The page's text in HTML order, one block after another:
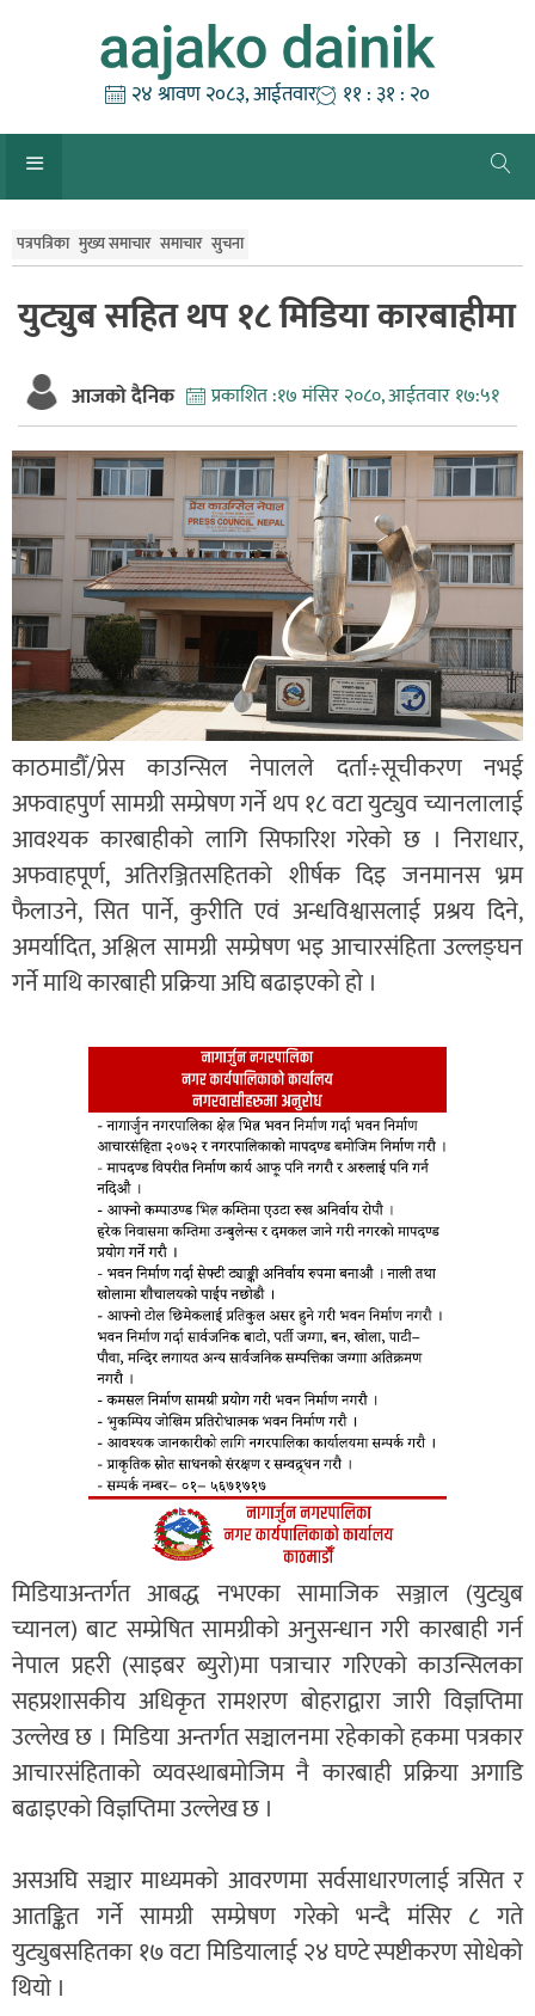
२४ श्रावण २०८३, आईतवार ११ : ३१ : २०
पत्रपत्रिका मुख्य समाचार समाचार सुचना
युट्युब सहित थप १८ मिडिया कारबाहीमा
आजको दैनिक प्रकाशित :१७ मंसिर २०८०, आईतवार १७:५१
काठमाडौँ/प्रेस काउन्सिल नेपालले दर्ता÷सूचीकरण नभई
अफवाहपुर्ण सामग्री सम्प्रेषण गर्ने थप १८ वटा युट्युव च्यानलालाई
आवश्यक कारबाहीको लागि सिफारिश गरेको छ । निराधार,
अफवाहपूर्ण, अतिरञ्जितसहितको शीर्षक दिइ जनमानस भ्रम
फैलाउने, सित पार्ने, कुरीति एवं अन्धविश्वासलाई प्रश्रय दिने,
अमर्यादित, अश्लिल सामग्री सम्प्रेषण भइ आचारसंहिता उल्लङ्घन
गर्ने माथि कारबाही प्रक्रिया अघि बढाइएको हो ।
मिडियाअन्तर्गत आबद्ध नभएका सामाजिक सञ्जाल (युट्युब
च्यानल) बाट सम्प्रेषित सामग्रीको अनुसन्धान गरी कारबाही गर्न
नेपाल प्रहरी (साइबर ब्युरो)मा पत्राचार गरिएको काउन्सिलका
सहप्रशासकीय अधिकृत रामशरण बोहराद्वारा जारी विज्ञप्तिमा
उल्लेख छ । मिडिया अन्तर्गत सञ्चालनमा रहेकाको हकमा पत्रकार
आचारसंहिताको व्यवस्थाबमोजिम नै कारबाही प्रक्रिया अगाडि
बढाइएको विज्ञप्तिमा उल्लेख छ ।
असअघि सञ्चार माध्यमको आवरणमा सर्वसाधारणलाई त्रसित र
आतङ्कित गर्ने सामग्री सम्प्रेषण गरेको भन्दै मंसिर ८ गते
युट्युबसहितका १७ वटा मिडियालाई २४ घण्टे स्पष्टीकरण सोधेको
थियो ।